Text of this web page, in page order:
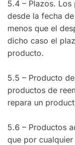
5.4 – Plazos.
desde la fecha
menos que el
dicho caso el
producto.
5.5 – Producto
productos de
repara un
5.6 – Productos
que por